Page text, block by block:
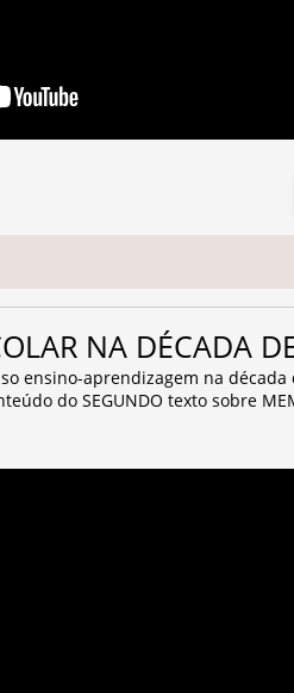
NA DÉCADA
ensino-aprendizagem na década
do SEGUNDO texto sobre